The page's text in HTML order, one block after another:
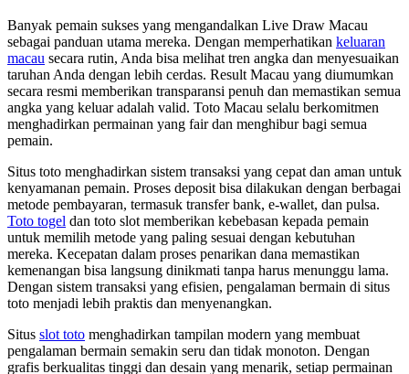
Banyak pemain sukses yang mengandalkan Live Draw Macau
sebagai panduan utama mereka. Dengan memperhatikan keluaran
macau secara rutin, Anda bisa melihat tren angka dan menyesuaikan
taruhan Anda dengan lebih cerdas. Result Macau yang diumumkan
secara resmi memberikan transparansi penuh dan memastikan semua
angka yang keluar adalah valid. Toto Macau selalu berkomitmen
menghadirkan permainan yang fair dan menghibur bagi semua
pemain.
Situs toto menghadirkan sistem transaksi yang cepat dan aman untuk
kenyamanan pemain. Proses deposit bisa dilakukan dengan berbagai
metode pembayaran, termasuk transfer bank, e-wallet, dan pulsa.
Toto togel dan toto slot memberikan kebebasan kepada pemain
untuk memilih metode yang paling sesuai dengan kebutuhan
mereka. Kecepatan dalam proses penarikan dana memastikan
kemenangan bisa langsung dinikmati tanpa harus menunggu lama.
Dengan sistem transaksi yang efisien, pengalaman bermain di situs
toto menjadi lebih praktis dan menyenangkan.
Situs slot toto menghadirkan tampilan modern yang membuat
pengalaman bermain semakin seru dan tidak monoton. Dengan
grafis berkualitas tinggi dan desain yang menarik, setiap permainan